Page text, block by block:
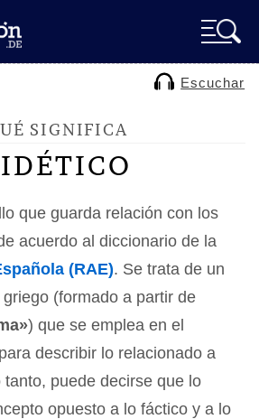
Escuchar
SIGNIFICA
que guarda relación con los
acuerdo al diccionario de la
(RAE). Se trata de un
(formado a partir de
) que se emplea en el
para describir lo relacionado a
tanto, puede decirse que lo
opuesto a lo fáctico y a lo